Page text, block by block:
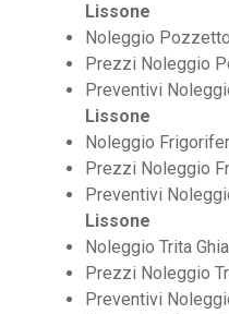
Lissone
Noleggio
Prezzi Noleggio
Preventivi
Lissone
Noleggio
Prezzi Noleggio
Preventivi
Lissone
Noleggio Trita
Prezzi Noleggio
Preventivi